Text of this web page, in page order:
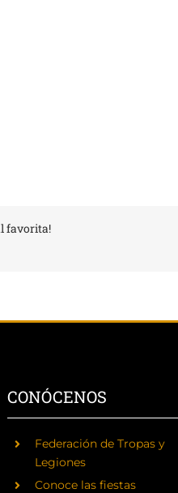
favorita!
CONÓCENOS
Federación de Tropas y
Legiones
Conoce las fiestas